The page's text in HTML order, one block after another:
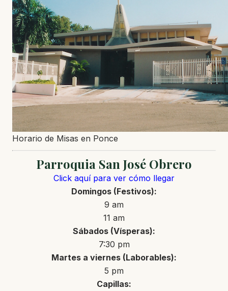
Horario de Misas en Ponce
Parroquia San José Obrero
Click aquí para ver cómo llegar
Domingos (Festivos):
9 am
11 am
Sábados (Vísperas):
7:30 pm
Martes a viernes (Laborables):
5 pm
Capillas: